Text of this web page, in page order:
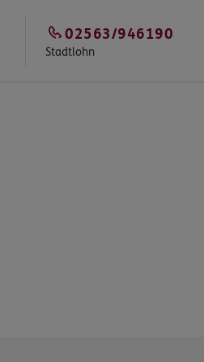
Stadtlohn
02563/946190